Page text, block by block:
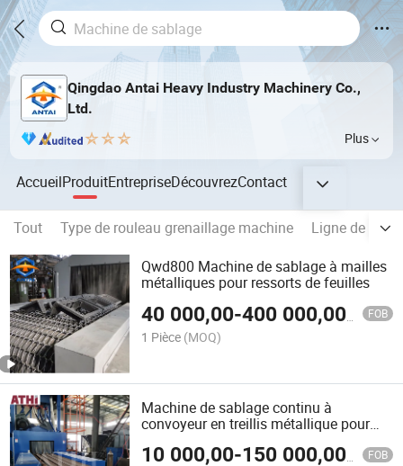
Qingdao Antai Heavy Industry Machinery Co.,
Ltd.
Plus
AccueilProduitEntrepriseDécouvrezContact
Tout Type de rouleau grenaillage machine
Ligne de
Qwd800 Machine de sablage à mailles
métalliques pour ressorts de feuilles
40 000,00-400 000,00$US
FOB
1 Pièce (MOQ)
Machine de sablage continu à
convoyeur en treillis métallique pour
10 000,00-150 000,00$US
FOB